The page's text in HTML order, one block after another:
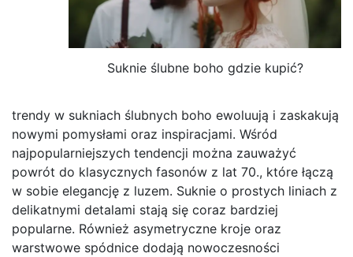
Suknie ślubne boho gdzie kupić?
trendy w sukniach ślubnych boho ewoluują i zaskakują
nowymi pomysłami oraz inspiracjami. Wśród
najpopularniejszych tendencji można zauważyć
powrót do klasycznych fasonów z lat 70., które łączą
w sobie elegancję z luzem. Suknie o prostych liniach z
delikatnymi detalami stają się coraz bardziej
popularne. Również asymetryczne kroje oraz
warstwowe spódnice dodają nowoczesności